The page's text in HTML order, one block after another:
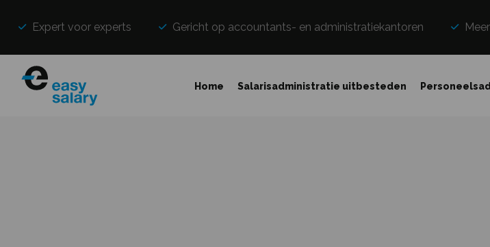
Expert voor experts Gericht op accountants- en administratiekantoren
Home Salarisadministratie uitbesteden